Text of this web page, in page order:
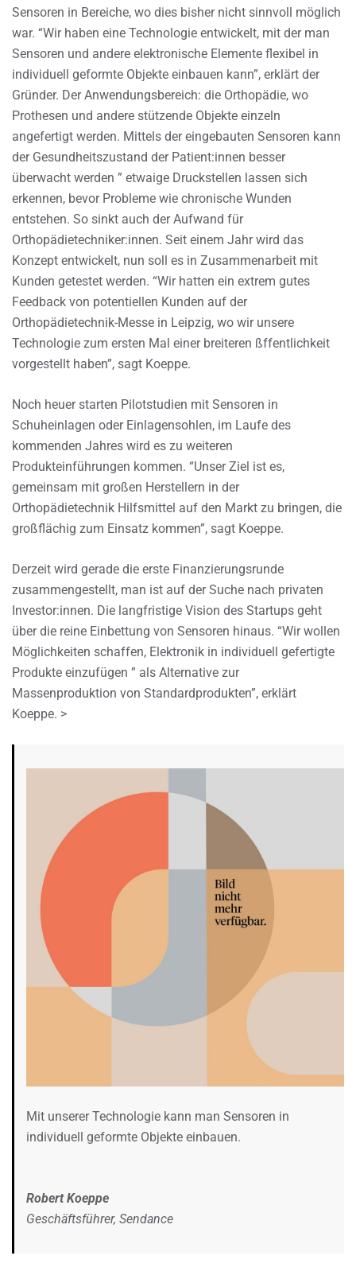
Sensoren in Bereiche, wo dies bisher nicht sinnvoll möglich
war. “Wir haben eine Technologie entwickelt, mit der man
Sensoren und andere elektronische Elemente flexibel in
individuell geformte Objekte einbauen kann”, erklärt der
Gründer. Der Anwendungsbereich: die Orthopädie, wo
Prothesen und andere stützende Objekte einzeln
angefertigt werden. Mittels der eingebauten Sensoren kann
der Gesundheitszustand der Patient:innen besser
überwacht werden ” etwaige Druckstellen lassen sich
erkennen, bevor Probleme wie chronische Wunden
entstehen. So sinkt auch der Aufwand für
Orthopädietechniker:innen. Seit einem Jahr wird das
Konzept entwickelt, nun soll es in Zusammenarbeit mit
Kunden getestet werden. “Wir hatten ein extrem gutes
Feedback von potentiellen Kunden auf der
Orthopädietechnik-Messe in Leipzig, wo wir unsere
Technologie zum ersten Mal einer breiteren ßffentlichkeit
vorgestellt haben”, sagt Koeppe.
Noch heuer starten Pilotstudien mit Sensoren in
Schuheinlagen oder Einlagensohlen, im Laufe des
kommenden Jahres wird es zu weiteren
Produkteinführungen kommen. “Unser Ziel ist es,
gemeinsam mit großen Herstellern in der
Orthopädietechnik Hilfsmittel auf den Markt zu bringen, die
großflächig zum Einsatz kommen”, sagt Koeppe.
Derzeit wird gerade die erste Finanzierungsrunde
zusammengestellt, man ist auf der Suche nach privaten
Investor:innen. Die langfristige Vision des Startups geht
über die reine Einbettung von Sensoren hinaus. “Wir wollen
Möglichkeiten schaffen, Elektronik in individuell gefertigte
Produkte einzufügen ” als Alternative zur
Massenproduktion von Standardprodukten”, erklärt
Koeppe. >
Mit unserer Technologie kann man Sensoren in
individuell geformte Objekte einbauen.
Robert Koeppe
Geschäftsführer, Sendance